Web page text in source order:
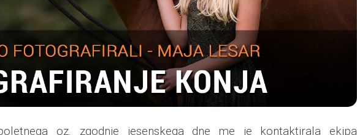
oz. zgodnje jesenskega dne me je kontaktirala ekipa